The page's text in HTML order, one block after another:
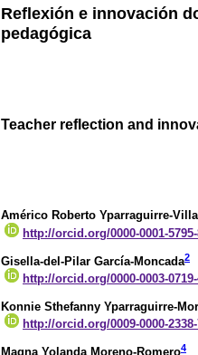
Reflexión e innovación
pedagógica
Teacher reflection and
Américo Roberto Yparraguirre-
http://orcid.org/0000-0001-
Gisella-del-Pilar García-Moncada2
http://orcid.org/0000-0003-
Konnie Sthefanny Yparraguirre-
http://orcid.org/0009-0000-
Magna Yolanda Moreno-Romero4